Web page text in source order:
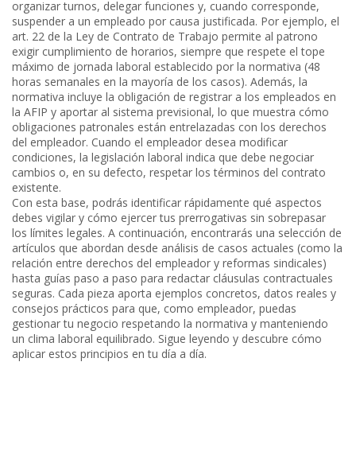
organizar turnos, delegar funciones y, cuando corresponde,
suspender a un empleado por causa justificada. Por ejemplo, el
art. 22 de la Ley de Contrato de Trabajo permite al patrono
exigir cumplimiento de horarios, siempre que respete el tope
máximo de jornada laboral establecido por la normativa (48
horas semanales en la mayoría de los casos). Además, la
normativa incluye la obligación de registrar a los empleados en
la AFIP y aportar al sistema previsional, lo que muestra cómo
obligaciones patronales están entrelazadas con los derechos
del empleador. Cuando el empleador desea modificar
condiciones, lalegislación laboral indica que debe negociar
cambios o, en su defecto, respetar los términos del contrato
existente.
Con esta base, podrás identificar rápidamente qué aspectos
debes vigilar y cómo ejercer tus prerrogativas sin sobrepasar
los límites legales. A continuación, encontrarás una selección de
artículos que abordan desde análisis de casos actuales (como la
relación entre derechos del empleador y reformas sindicales)
hasta guías paso a paso para redactar cláusulas contractuales
seguras. Cada pieza aporta ejemplos concretos, datos reales y
consejos prácticos para que, como empleador, puedas
gestionar tu negocio respetando la normativa y manteniendo
un clima laboral equilibrado. Sigue leyendo y descubre cómo
aplicar estos principios en tu día a día.